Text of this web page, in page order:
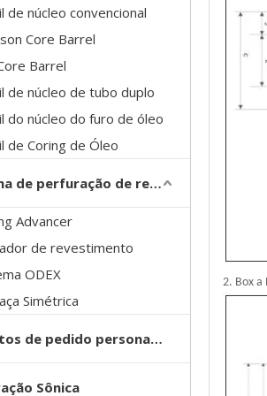
de núcleo convencional
Core Barrel
Barrel
de núcleo de tubo duplo
do núcleo do furo de óleo
de Coring de Óleo
Sistema de perfuração de revestimento de sobrecarga
Advancer
de revestimento
ODEX
Simétrica
Produtos de pedido personalizado
Sônica
2. Box a